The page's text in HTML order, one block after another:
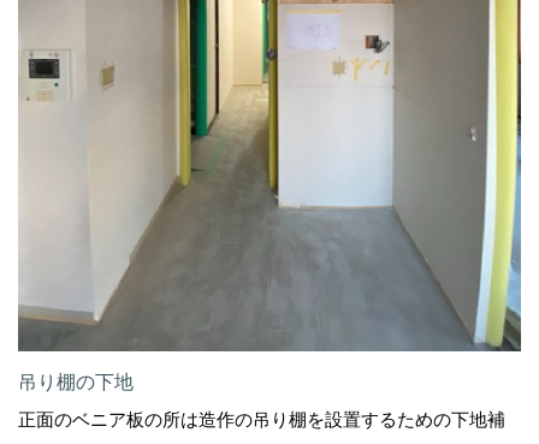
吊り棚の下地
正面のベニア板の所は造作の吊り棚を設置するための下地補